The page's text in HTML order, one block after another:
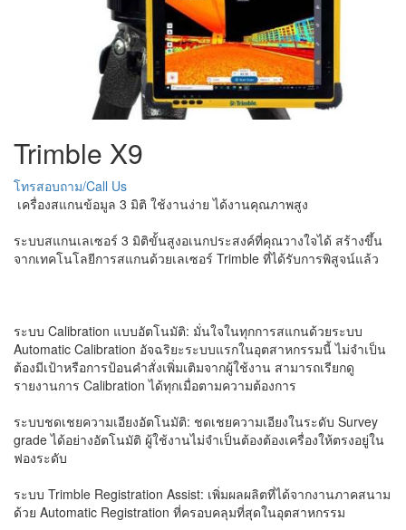
Trimble X9
โทรสอบถาม/Call Us
เครื่องสแกนข้อมูล 3 มิติ ใช้งานง่าย ได้งานคุณภาพสูง
ระบบสแกนเลเซอร์ 3 มิติขั้นสูงอเนกประสงค์ที่คุณวางใจได้ สร้างขึ้น
จากเทคโนโลยีการสแกนด้วยเลเซอร์ Trimble ที่ได้รับการพิสูจน์แล้ว
ระบบ Calibration แบบอัตโนมัติ: มั่นใจในทุกการสแกนด้วยระบบ
Automatic Calibration อัจฉริยะระบบแรกในอุตสาหกรรมนี้ ไม่จำเป็น
ต้องมีเป้าหรือการป้อนคำสั่งเพิ่มเติมจากผู้ใช้งาน สามารถเรียกดู
รายงานการ Calibration ได้ทุกเมื่อตามความต้องการ
ระบบชดเชยความเอียงอัตโนมัติ: ชดเชยความเอียงในระดับ Survey
grade ได้อย่างอัตโนมัติ ผู้ใช้งานไม่จำเป็นต้องต้องเครื่องให้ตรงอยู่ใน
ฟองระดับ
ระบบ Trimble Registration Assist: เพิ่มผลผลิตที่ได้จากงานภาคสนาม
ด้วย Automatic Registration ที่ครอบคลุมที่สุดในอุตสาหกรรม